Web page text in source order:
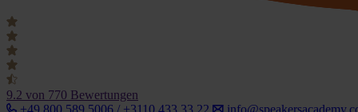
9.2 von 770 Bewertungen
+49 800 589 5006 / +3110 433 33 22